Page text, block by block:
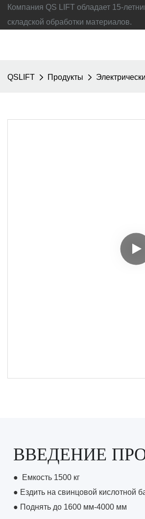
Компания QS LIFT обладает 15-
складской обработки материалов.
QSLIFT Продукты
ВВЕДЕНИЕ
●
Емкость 1500 кг
● Ездить на свинцовой кислотной
● Поднять до 1600 мм-4000 мм